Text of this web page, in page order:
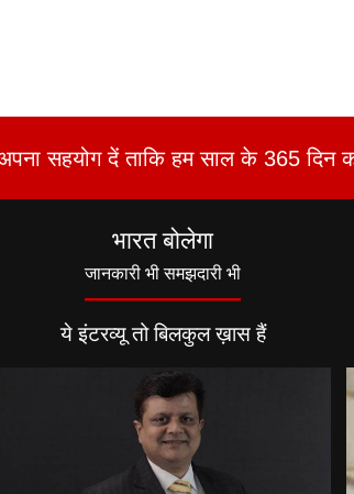
सहयोग दें ताकि हम साल के 365 दिन
भारत बोलेगा
जानकारी भी समझदारी भी
ये इंटरव्यू तो बिलकुल ख़ास हैं